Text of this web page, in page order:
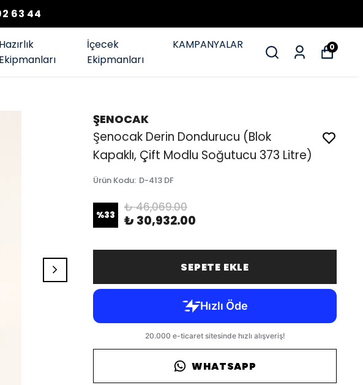
63 44
Hazırlık
Ekipmanları
İçecek
Ekipmanları
KAMPANYALAR 0
ŞENOCAK
Şenocak Derin Dondurucu (Blok
Kapaklı, Çift Modlu Soğutucu 373 Litre)
Ürün Kodu: D-413 DF
%33
₺ 46,069.00
₺ 30,932.00
SEPETE EKLE
WHATSAPP